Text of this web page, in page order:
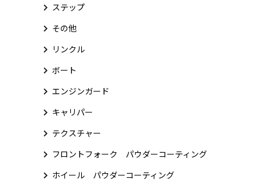
ステップ
その他
リンクル
ボート
エンジンガード
キャリパー
テクスチャー
フロントフォーク パウダーコーティング
ホイール パウダーコーティング